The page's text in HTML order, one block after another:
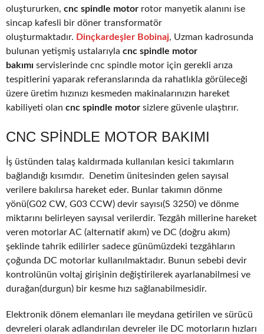
oluştururken, cnc spindle motor rotor manyetik alanını ise
sincap kafesli bir döner transformatör
oluşturmaktadır. Dinçkardeşler Bobinaj, Uzman kadrosunda
bulunan yetişmiş ustalarıyla cnc spindle motor
bakımı servislerinde cnc spindle motor için gerekli arıza
tespitlerini yaparak referanslarında da rahatlıkla görüleceği
üzere üretim hızınızı kesmeden makinalarınızın hareket
kabiliyeti olan cnc spindle motor sizlere güvenle ulaştırır.
CNC SPINDLE MOTOR BAKIMI
İş üstünden talaş kaldırmada kullanılan kesici takımların
bağlandığı kısımdır. Denetim ünitesinden gelen sayısal
verilere bakılırsa hareket eder. Bunlar takımın dönme
yönü(G02 CW, G03 CCW) devir sayısı(S 3250) ve dönme
miktarını belirleyen sayısal verilerdir. Tezgâh millerine hareket
veren motorlar AC (alternatif akım) ve DC (doğru akım)
şeklinde tahrik edilirler sadece günümüzdeki tezgâhların
çoğunda DC motorlar kullanılmaktadır. Bunun sebebi devir
kontrolünün voltaj girişinin değiştirilerek ayarlanabilmesi ve
durağan(durgun) bir kesme hızı sağlanabilmesidir.
Elektronik dönem elemanları ile meydana getirilen ve sürücü
devreleri olarak adlandırılan devreler ile DC motorların hızları